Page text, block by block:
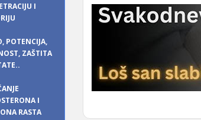
I
POTENCIJA,
ZAŠTITA
I
RASTA